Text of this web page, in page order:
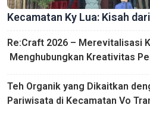
Kecamatan Ky Lua: Kisah
Re:Craft 2026 – Merevitalisasi
Menghubungkan Kreativitas
Teh Organik yang Dikaitkan
Pariwisata di Kecamatan Vo